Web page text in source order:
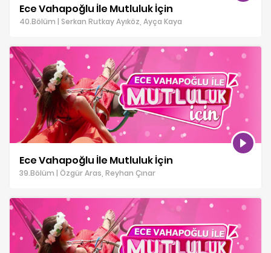
Ece Vahapoğlu İle Mutluluk İçin
40.Bölüm | Serkan Rutkay Ayıköz, Ayça Kaya
Ece Vahapoğlu İle Mutluluk İçin
39.Bölüm | Özgür Aras, Reyhan Çınar